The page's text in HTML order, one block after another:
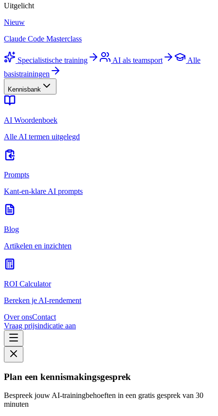
Uitgelicht
Nieuw
Claude Code Masterclass
Specialistische training AI als teamsport
Alle
basistrainingen
Kennisbank
AI Woordenboek
Alle AI termen uitgelegd
Prompts
Kant-en-klare AI prompts
Blog
Artikelen en inzichten
ROI Calculator
Bereken je AI-rendement
Over onsContact
Vraag prijsindicatie aan
Plan een kennismakingsgesprek
Bespreek jouw AI-trainingbehoeften in een gratis gesprek van 30
minuten